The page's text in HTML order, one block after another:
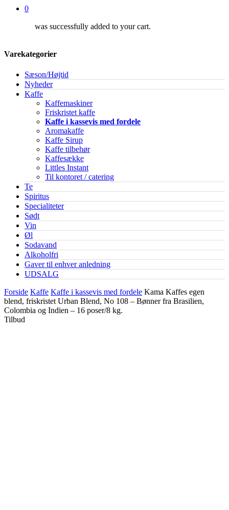
0
was successfully added to your cart.
Varekategorier
Sæson/Højtid
Nyheder
Kaffe
Kaffemaskiner
Friskristet kaffe
Kaffe i kassevis med fordele
Aromakaffe
Kaffe Sirup
Kaffe tilbehør
Kaffesække
Littles Instant
Til kontoret / catering
Te
Spiritus
Specialiteter
Sødt
Vin
Øl
Sodavand
Alkoholfri
Gaver til enhver anledning
UDSALG
Forside Kaffe Kaffe i kassevis med fordele Kama Kaffes egen
blend, friskristet Urban Blend, No 108 – Bønner fra Brasilien,
Colombia og Indien – 16 poser/8 kg.
Tilbud